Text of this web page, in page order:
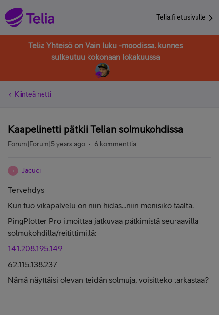
Telia.fi etusivulle
Telia Yhteisö on Vain luku -moodissa, kunnes
sulkeutuu kokonaan lokakuussa
Kiinteä netti
Kaapelinetti pätkii Telian solmukohdissa
Forum|Forum|5 years ago 6 kommenttia
J Jacuci
Tervehdys
Kun tuo vikapalvelu on niin hidas...niin menisikö täältä.
PingPlotter Pro ilmoittaa jatkuvaa pätkimistä seuraavilla
solmukohdilla/reitittimillä:
141.208.195.149
62.115.138.237
Nämä näyttäisi olevan teidän solmuja, voisitteko tarkastaa?